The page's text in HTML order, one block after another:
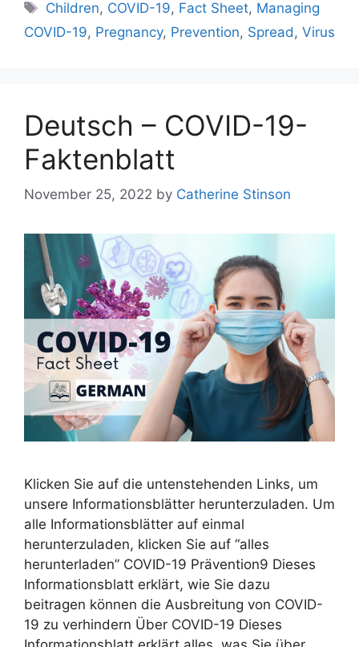
Tags
Children, COVID-19, Fact Sheet, Managing
COVID-19, Pregnancy, Prevention, Spread , Virus
Deutsch – COVID-19-
Faktenblatt
November 25, 2022 by Catherine Stinson
Klicken Sie auf die untenstehenden Links, um
unsere Informationsblätter herunterzuladen. Um
alle Informationsblätter auf einmal
herunterzuladen, klicken Sie auf “alles
herunterladen” COVID-19 Prävention9 Dieses
Informationsblatt erklärt, wie Sie dazu
beitragen können die Ausbreitung von COVID-
19 zu verhindern Über COVID-19 Dieses